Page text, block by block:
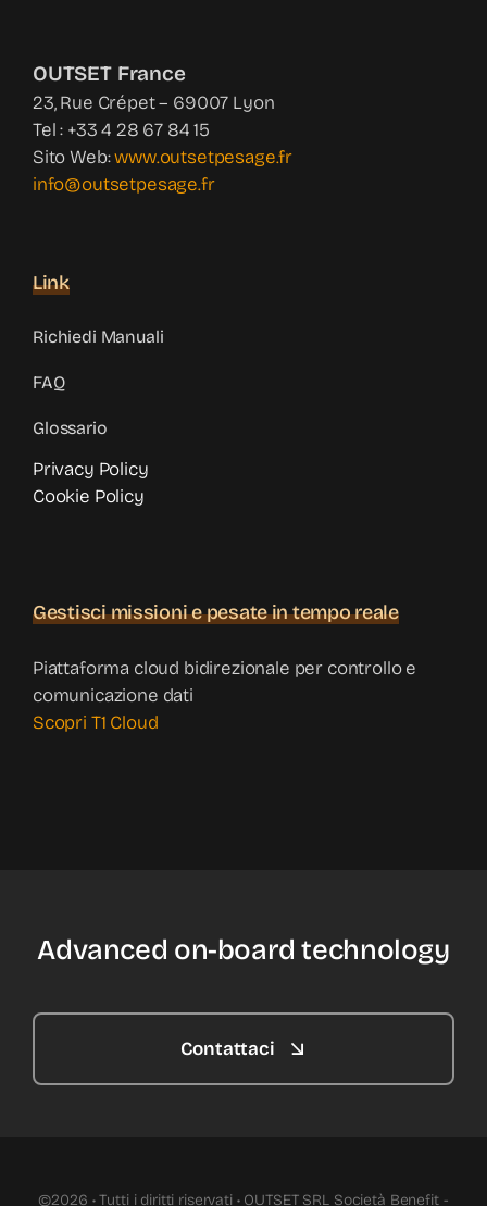
OUTSET France
23, Rue Crépet – 69007 Lyon
Tel : +33 4 28 67 84 15
Sito Web:www.outsetpesage.fr
info@outsetpesage.fr
Link
Richiedi Manuali
FAQ
Glossario
Privacy Policy
Cookie Policy
Gestisci missioni e pesate in tempo reale
Piattaforma cloud bidirezionale per controllo e
comunicazione dati
Scopri T1 Cloud
Advanced on-board technology
Contattaci
©2026 • Tutti i diritti riservati • OUTSET SRL Società Benefit -